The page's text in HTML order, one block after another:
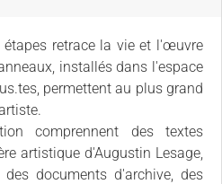
étapes retrace la vie et l'œuvre
installés dans l'espace
permettent au plus grand
comprennent des textes
artistique d'Augustin Lesage,
documents d'archive, des